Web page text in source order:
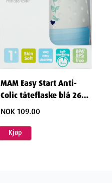
MAM Easy Start Anti-
Colic tåteflaske blå 260
ml
NOK 109.00
Kjøp